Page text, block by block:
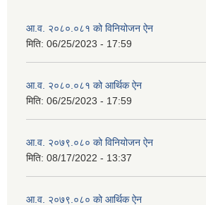
आ.व. २०८०.०८१ को विनियोजन ऐन
मिति: 06/25/2023 - 17:59
आ.व. २०८०.०८१ को आर्थिक ऐन
मिति: 06/25/2023 - 17:59
आ.व. २०७९.०८० को विनियोजन ऐन
मिति: 08/17/2022 - 13:37
आ.व. २०७९.०८० को आर्थिक ऐन